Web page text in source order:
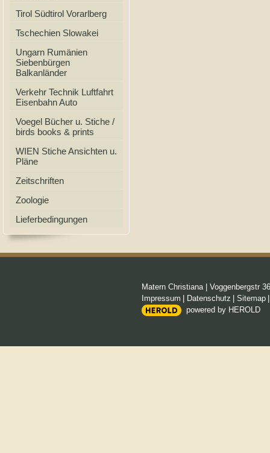
Tirol Südtirol Vorarlberg
Tschechien Slowakei
Ungarn Rumänien
Siebenbürgen
Balkanländer
Verkehr Technik Luftfahrt
Eisenbahn Auto
Voegel Bücher u. Stiche /
birds books & prints
WIEN Stiche Ansichten u.
Pläne
Zeitschriften
Zoologie
Lieferbedingungen
Matern Christiana| Voggenbergstr 36
Impressum
Datenschutz Sitemap
powered by HEROLD